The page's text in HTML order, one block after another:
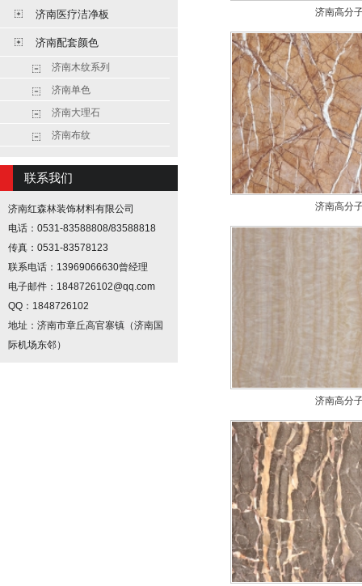
济南医疗洁净板
济南配套颜色
济南木纹系列
济南单色
济南大理石
济南布纹
联系我们
济南红森林装饰材料有限公司
电话：0531-83588808/83588818
传真：0531-83578123
联系电话：13969066630曾经理
电子邮件：1848726102@qq.com
QQ：1848726102
地址：济南市章丘高官寨镇（济南国
际机场东邻）
济南高分
济南高分
济南高分